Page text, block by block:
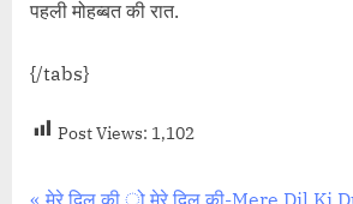
पहली मोहब्बत की रात.
{/tabs}
Post Views: 1,102
P